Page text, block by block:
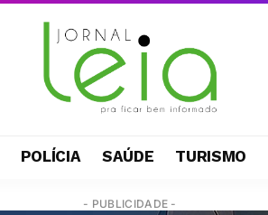
POLÍCIA SAÚDE TURISMO
- PUBLICIDADE -